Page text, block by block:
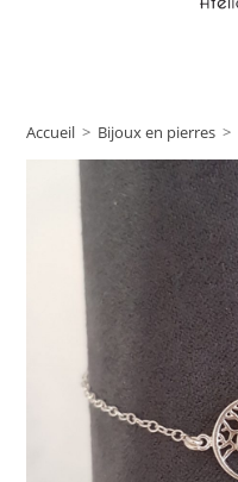
Accueil > Bijoux en pierres >